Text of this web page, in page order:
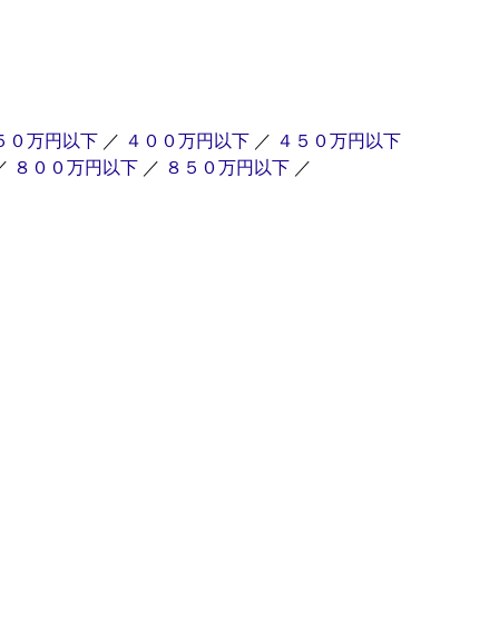
０万円以下 ／ ４００万円以下 ／ ４５０万円以下
８００万円以下 ／ ８５０万円以下 ／